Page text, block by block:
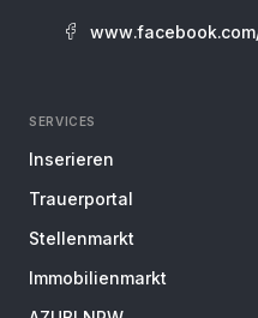
SERVICES
Inserieren
Trauerportal
Stellenmarkt
Immobilienmarkt